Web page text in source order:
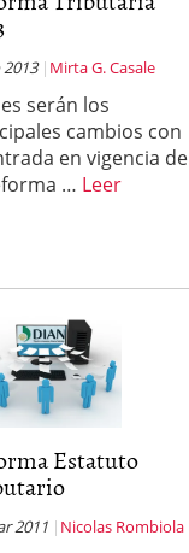
2013 Mirta G. Casale
serán los
cambios con
en vigencia de
… Leer
Estatuto
2011 Nicolas Rombiola